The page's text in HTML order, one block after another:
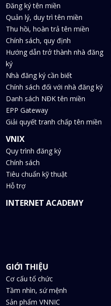
Đăng ký tên miền
Quản lý, duy trì tên miền
Thu hồi, hoàn trả tên miền
Chính sách, quy định
Hướng dẫn trở thành nhà đăng
ký
Nhà đăng ký cần biết
Chính sách đối với nhà đăng ký
Danh sách NĐK tên miền
EPP Gateway
Giải quyết tranh chấp tên miền
VNIX
Quy trình đăng ký
Chính sách
Tiêu chuẩn kỹ thuật
Hỗ trợ
INTERNET ACADEMY
GIỚI THIỆU
Cơ cấu tổ chức
Tầm nhìn, sứ mệnh
Sản phẩm VNNIC